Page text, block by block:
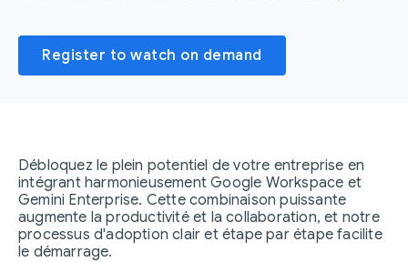
Register to watch on demand
Débloquez le plein potentiel de votre entreprise en
intégrant harmonieusement Google Workspace et
Gemini Enterprise. Cette combinaison puissante
augmente la productivité et la collaboration, et notre
processus d'adoption clair et étape par étape facilite
le démarrage.